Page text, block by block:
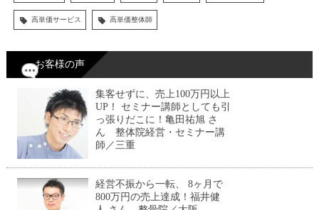
高単価サービス 高単価整体師
お客様の声
集客せずに、売上100万円以上
UP！ セミナー講師としても引
っ張りだこに！亀田祐旭 さ
ん 整体院経営・セミナー講
師／三重
経営不振から一転、 8ヶ月で
800万円の売上達成！福井健